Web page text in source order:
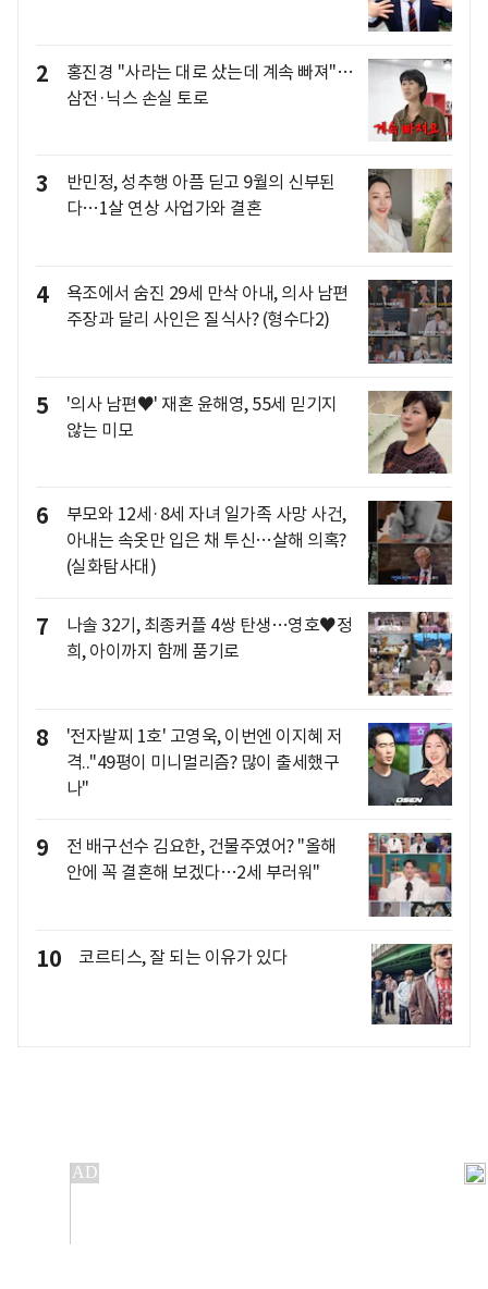
2
홍진경 "사라는 대로 샀는데 계속 빠져"…
삼전·닉스 손실 토로
3
반민정, 성추행 아픔 딛고 9월의 신부된
다…1살 연상 사업가와 결혼
4
욕조에서 숨진 29세 만삭 아내, 의사 남편
주장과 달리 사인은 질식사? (형수다2)
5
'의사 남편♥' 재혼 윤해영, 55세 믿기지
않는 미모
6
부모와 12세·8세 자녀 일가족 사망 사건,
아내는 속옷만 입은 채 투신…살해 의혹?
(실화탐사대)
7
나솔 32기, 최종커플 4쌍 탄생…영호♥정
희, 아이까지 함께 품기로
8
'전자발찌 1호' 고영욱, 이번엔 이지혜 저
격.."49평이 미니멀리즘? 많이 출세했구
나"
9
전 배구선수 김요한, 건물주였어? "올해
안에 꼭 결혼해 보겠다…2세 부러워"
10 코르티스, 잘 되는 이유가 있다